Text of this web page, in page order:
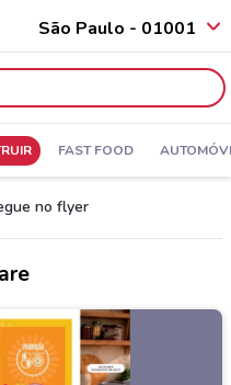
São Paulo - 01001
FAST FOOD
no flyer